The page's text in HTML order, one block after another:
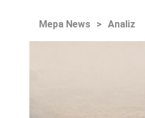
Mepa News > Analiz